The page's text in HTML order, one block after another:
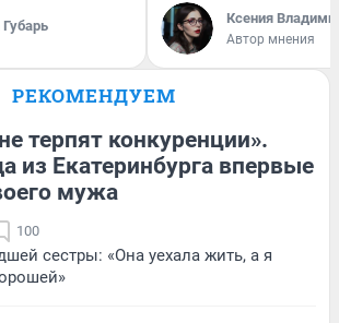
Ксения
Автор мнения
РЕКОМЕНДУЕМ
терпят конкуренции».
из Екатеринбурга впервые
мужа
100
сестры: «Она уехала жить, а я